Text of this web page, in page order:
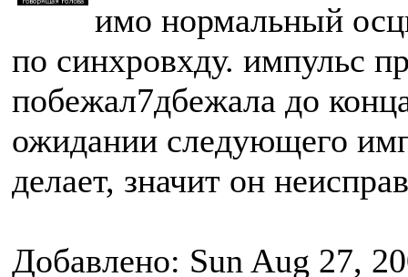
имо нормальный
по синхровхду. импульс
побежал7дбежала до
ожидании следующего
делает, значит он
Добавлено: Sun Aug 27,